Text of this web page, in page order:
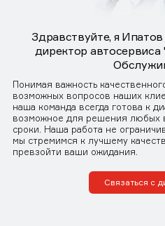
Здравствуйте, я
директор
Понимая важность
возможных вопросов наших
наша команда всегда готова к
возможное для решения любых
сроки. Наша работа не
мы стремимся к лучшему
превзойти ваши ожидания.
Связаться с